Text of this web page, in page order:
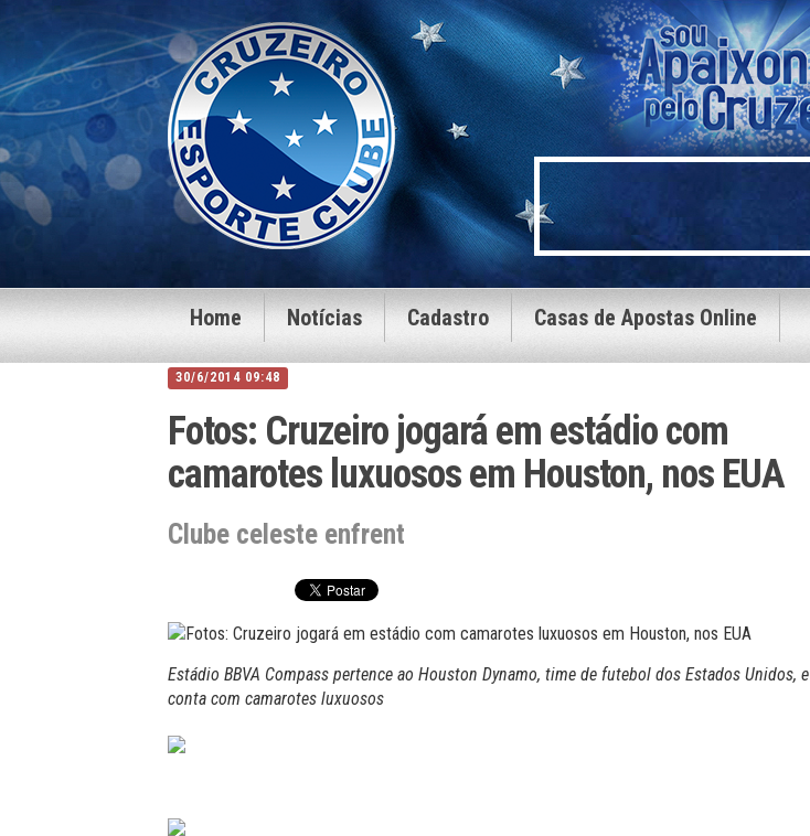
Home Notícias Cadastro Casas de Apostas Online
30/6/2014 09:48
Fotos: Cruzeiro jogará em estádio com
camarotes luxuosos em Houston, nos EUA
Clube celeste enfrent
Estádio BBVA Compass pertence ao Houston Dynamo, time de futebol dos Estados Unidos, e
conta com camarotes luxuosos